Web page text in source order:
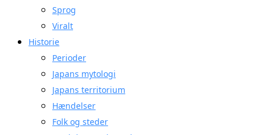
Sprog
Viralt
Historie
Perioder
Japans mytologi
Japans territorium
Hændelser
Folk og steder